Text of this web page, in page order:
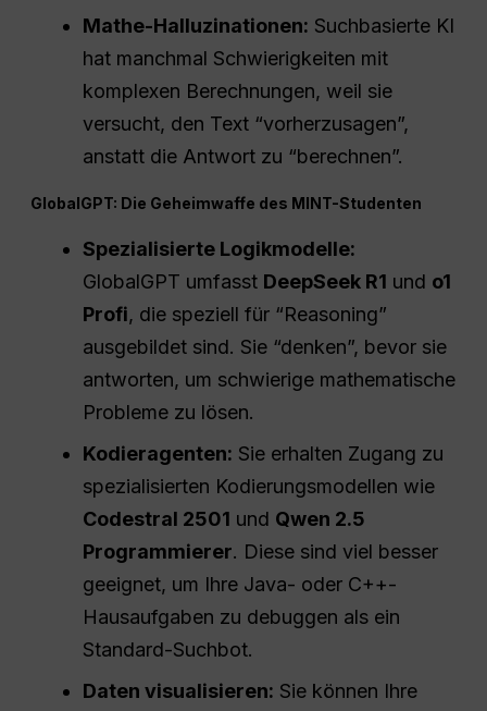
Mathe-Halluzinationen: Suchbasierte KI
hat manchmal Schwierigkeiten mit
komplexen Berechnungen, weil sie
versucht, den Text “vorherzusagen”,
anstatt die Antwort zu “berechnen”.
GlobalGPT: Die Geheimwaffe des MINT-Studenten
Spezialisierte Logikmodelle:
GlobalGPT umfasst DeepSeek R1 und o1
Profi, die speziell für “Reasoning”
ausgebildet sind. Sie “denken”, bevor sie
antworten, um schwierige mathematische
Probleme zu lösen.
Kodieragenten: Sie erhalten Zugang zu
spezialisierten Kodierungsmodellen wie
Codestral 2501 und Qwen 2.5
Programmierer. Diese sind viel besser
geeignet, um Ihre Java- oder C++-
Hausaufgaben zu debuggen als ein
Standard-Suchbot.
Daten visualisieren: Sie können Ihre